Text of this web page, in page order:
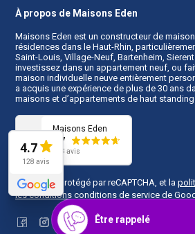
À propos de Maisons Eden
Maisons Eden est un constructeur de
résidences dans le Haut-Rhin,
Saint-Louis, Village-Neuf, Bartenheim,
investissez dans un appartement neuf, ou
maison individuelle neuve entièrement
a acquis une expérience de plus de 30 ans
maisons et d’appartements de haut
Maisons Eden
4.7
128 avis
Ce site est protégé par reCAPTCHA, et la
les conditions conditions de service de
FacebookInstagram
Être rappelé
4.7
128 avis